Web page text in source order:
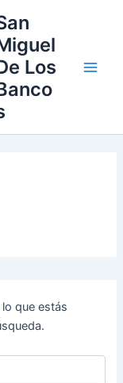
Los
que estás